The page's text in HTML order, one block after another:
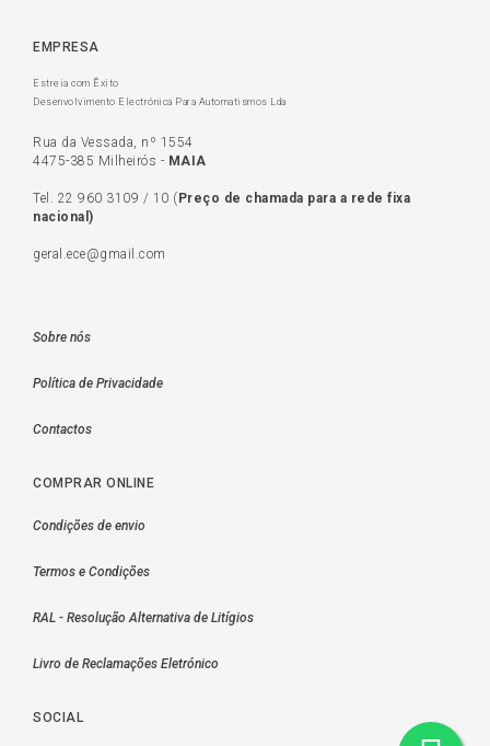
EMPRESA
Estreia com Êxito
Desenvolvimento Electrónica Para Automatismos Lda
Rua da Vessada, nº 1554
4475-385 Milheirós - MAIA
Tel. 22 960 3109 / 10 ( Preço de c hamada para a rede fixa
nacional)
geral.ece@gmail.com
Sobre nós
Política de Privacidade
Contactos
COMPRAR ONLINE
Condições de envio
Termos e Condições
RAL - Resolução Alternativa de Litígios
Livro de Reclamações Eletrónico
SOCIAL